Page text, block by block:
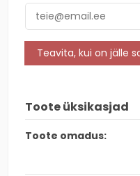
Toote üksikasjad
Toote omadus: